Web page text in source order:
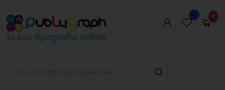
0 0